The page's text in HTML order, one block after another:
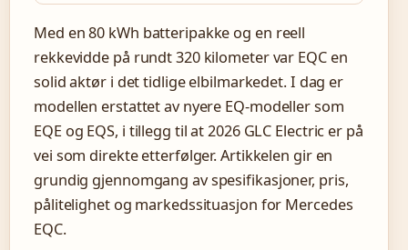
Med en 80 kWh batteripakke og en reell
rekkevidde på rundt 320 kilometer var EQC en
solid aktør i det tidlige elbilmarkedet. I dag er
modellen erstattet av nyere EQ-modeller som
EQE og EQS, i tillegg til at 2026 GLC Electric er på
vei som direkte etterfølger. Artikkelen gir en
grundig gjennomgang av spesifikasjoner, pris,
pålitelighet og markedssituasjon for Mercedes
EQC.